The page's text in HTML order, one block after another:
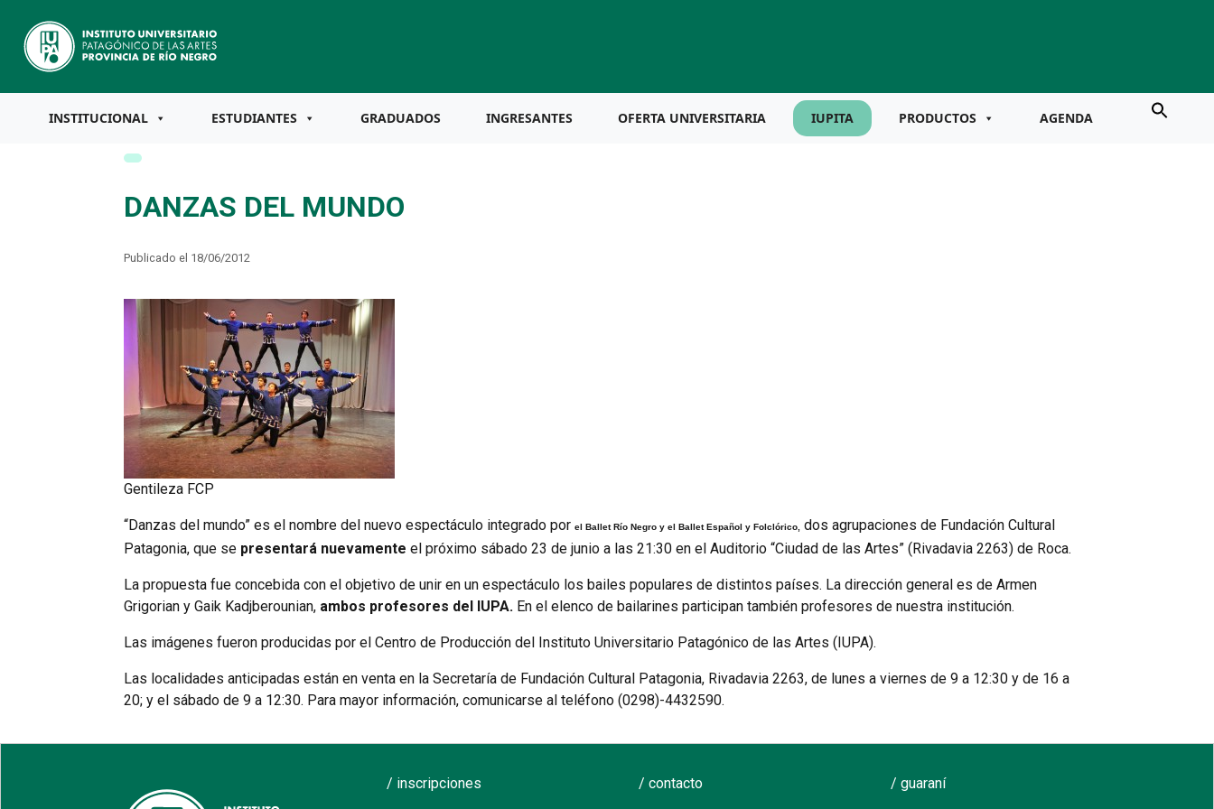
INSTITUCIONAL ESTUDIANTES GRADUADOS INGRESANTES OFERTA UNIVERSITARIA IUPITA PRODUCTOS AGENDA
DANZAS DEL MUNDO
Publicado el 18/06/2012
Gentileza FCP
“Danzas del mundo” es el nombre del nuevo espectáculo integrado por el Ballet Río Negro y el Ballet Español y Folclórico, dos agrupaciones de Fundación Cultural
Patagonia, que se presentará nuevamente el próximo sábado 23 de junio a las 21:30 en el Auditorio “Ciudad de las Artes” (Rivadavia 2263) de Roca.
La propuesta fue concebida con el objetivo de unir en un espectáculo los bailes populares de distintos países. La dirección general es de Armen
Grigorian y Gaik Kadjberounian, ambos profesores del IUPA.En el elenco de bailarines participan también profesores de nuestra institución.
Las imágenes fueron producidas por el Centro de Producción del Instituto Universitario Patagónico de las Artes (IUPA).
Las localidades anticipadas están en venta en la Secretaría de Fundación Cultural Patagonia, Rivadavia 2263, de lunes a viernes de 9 a 12:30 y de 16 a
20; y el sábado de 9 a 12:30. Para mayor información, comunicarse al teléfono (0298)-4432590.
/ inscripciones / contacto / guaraní